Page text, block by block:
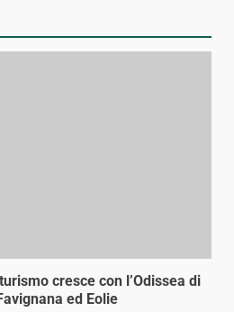
cresce con l’Odissea di
ed Eolie